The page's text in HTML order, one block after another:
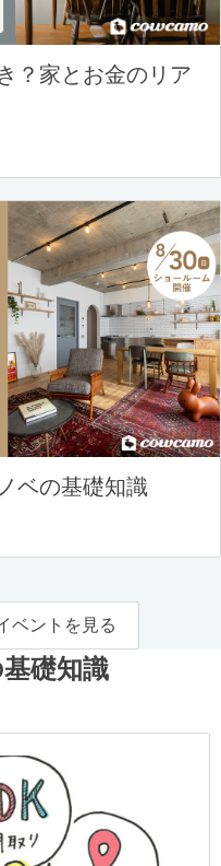
？家とお金のリア
ベの基礎知識
ベントを見る
礎知識